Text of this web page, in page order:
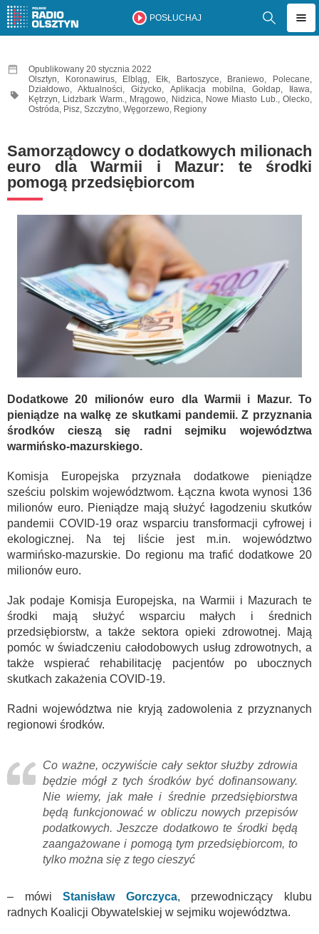
POSŁUCHAJ
Opublikowany 20 stycznia 2022
Olsztyn, Koronawirus, Elbląg, Ełk, Bartoszyce, Braniewo, Polecane,
Działdowo,Aktualności,Giżycko, Aplikacja mobilna, Gołdap, Iława,
Kętrzyn, Lidzbark Warm., Mrągowo, Nidzica, Nowe Miasto Lub., Olecko,
Ostróda, Pisz, Szczytno, Węgorzewo, Regiony
Samorządowcy o dodatkowych milionach
euro dla Warmii i Mazur: te środki
pomogą przedsiębiorcom
Dodatkowe 20 milionów euro dla Warmii i Mazur. To
pieniądze na walkę ze skutkami pandemii. Z przyznania
środków cieszą się radni sejmiku województwa
warmińsko-mazurskiego.
Komisja Europejska przyznała dodatkowe pieniądze
sześciu polskim województwom. Łączna kwota wynosi 136
milionów euro. Pieniądze mają służyć łagodzeniu skutków
pandemii COVID-19 oraz wsparciu transformacji cyfrowej i
ekologicznej. Na tej liście jest m.in. województwo
warmińsko-mazurskie. Do regionu ma trafić dodatkowe 20
milionów euro.
Jak podaje Komisja Europejska, na Warmii i Mazurach te
środki mają służyć wsparciu małych i średnich
przedsiębiorstw, a także sektora opieki zdrowotnej. Mają
pomóc w świadczeniu całodobowych usług zdrowotnych, a
także wspierać rehabilitację pacjentów po ubocznych
skutkach zakażenia COVID-19.
Radni województwa nie kryją zadowolenia z przyznanych
regionowi środków.
Co ważne, oczywiście cały sektor służby zdrowia
będzie mógł z tych środków być dofinansowany.
Nie wiemy, jak małe i średnie przedsiębiorstwa
będą funkcjonować w obliczu nowych przepisów
podatkowych. Jeszcze dodatkowo te środki będą
zaangażowane i pomogą tym przedsiębiorcom, to
tylko można się z tego cieszyć
– mówiStanisław Gorczyca, przewodniczący klubu
radnych Koalicji Obywatelskiej w sejmiku województwa.